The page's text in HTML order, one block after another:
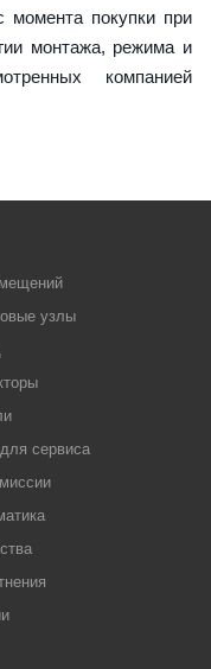
момента покупки при
монтажа, режима и
компанией
узлы
сервиса